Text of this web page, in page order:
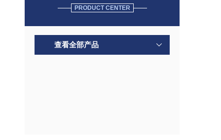
PRODUCT CENTER
查看全部产品